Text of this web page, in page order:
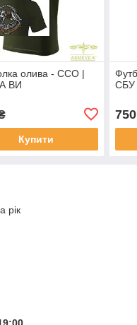
олива - ССО |
ВИ
Купити
СБУ
750
рік